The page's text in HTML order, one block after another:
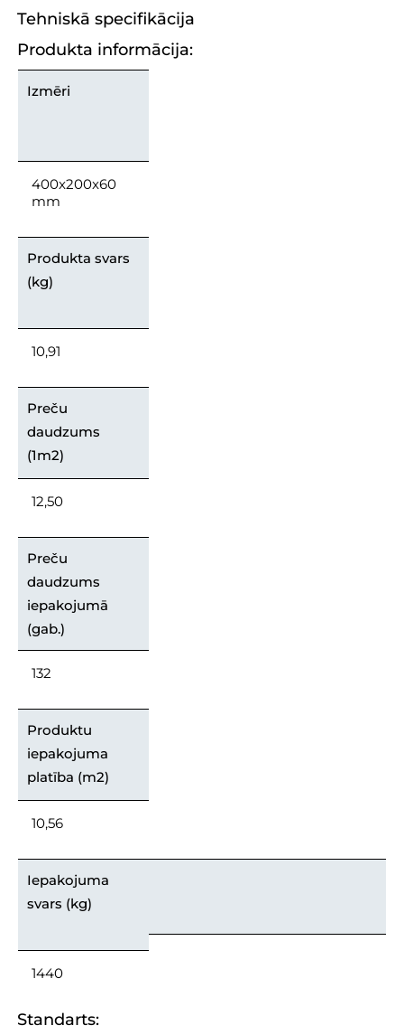
Tehniskā specifikācija
Produkta informācija:
Izmēri
400x200x60
mm
Produkta svars
(kg)
10,91
Preču
daudzums
(1m2)
12,50
Preču
daudzums
iepakojumā
(gab.)
132
Produktu
iepakojuma
platība (m2)
10,56
Iepakojuma
svars (kg)
1440
Standarts: